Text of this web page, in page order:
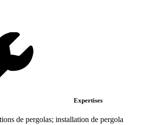
Expertises
de pergolas; installation de pergola